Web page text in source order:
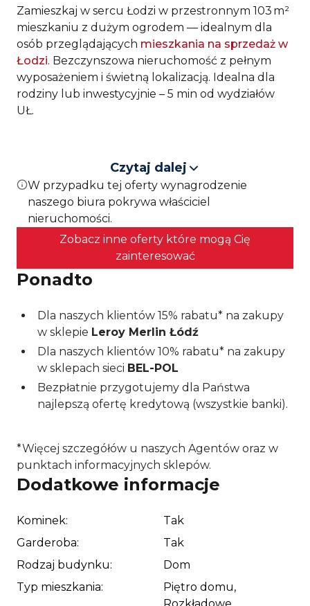
Zamieszkaj w sercu Łodzi w przestronnym 103 m²
mieszkaniu z dużym ogrodem — idealnym dla
osób przeglądających mieszkania na sprzedaż w
Łodzi. Bezczynszowa nieruchomość z pełnym
wyposażeniem i świetną lokalizacją. Idealna dla
rodziny lub inwestycyjnie – 5 min od wydziałów
UŁ.
Mieszkanie znajduje się w prestiżowej i wyjątkowo
cichej części Łodzi – na osiedlu Radiostacja przy ul.
Zelwerowicza, w dzielnicy Śródmieście. To
lokalizacja, która łączy bliskość centrum z
kameralnym charakterem. W bezpośrednim
sąsiedztwie znajdują się niskie zabudowania
jednorodzinne, co zapewnia spokój i prywatność.
spożywcze, lokalny bazarek, apteki, szkoły,
przedszkola, przychodnie, szpital im. Barlickiego
oraz wydziały Uniwersytetu Łódzkiego – idealne
rozwiązanie zarówno dla rodzin, jak i studentów
czy inwestorów. Bliskość przystanków
autobusowych i tramwajowych umożliwia
sprawny dojazd do każdej części miasta.
Opis mieszkania
Na sprzedaż przestronne, rozkładowe mieszkanie
o powierzchni 103,03 m² — doskonały wybór przy
zlokalizowane na parterze klimatycznego,
przedwojennego budynku z cegły z 1920 roku.
Wysokość pomieszczeń wynosząca 320 cm
poczucia przestrzeni. Ekspozycja okien na trzy
Czytaj dalej
W przypadku tej oferty wynagrodzenie
naszego biura pokrywa właściciel
nieruchomości.
Zobacz inne oferty które mogą Cię
zainteresować
Ponadto
Dla naszych klientów 15% rabatu* na zakupy
w sklepie Leroy Merlin Łódź
Dla naszych klientów 10% rabatu* na zakupy
w sklepach sieci BEL-POL
Bezpłatnie przygotujemy dla Państwa
najlepszą ofertę kredytową (wszystkie banki).
*Więcej szczegółów u naszych Agentów oraz w
punktach informacyjnych sklepów.
Dodatkowe informacje
Kominek:
Tak
Garderoba:
Tak
Rodzaj budynku:
Dom
Typ mieszkania:
Piętro domu,